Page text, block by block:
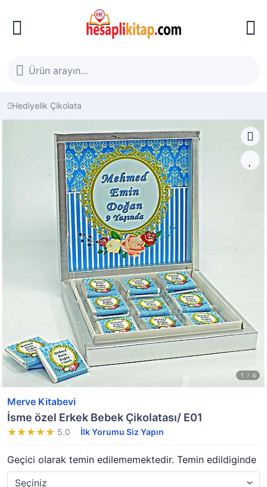
Hediyelik Çikolata
Merve Kitabevi
İsme özel Erkek Bebek Çikolatası/ E01
5.0 İlk Yorumu Siz Yapın
Geçici olarak temin edilememektedir. Temin edildiginde